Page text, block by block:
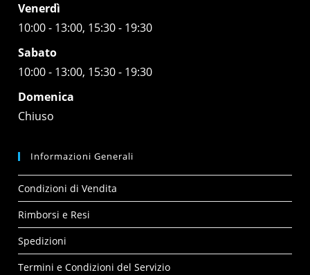
Venerdì
10:00 - 13:00, 15:30 - 19:30
Sabato
10:00 - 13:00, 15:30 - 19:30
Domenica
Chiuso
Informazioni Generali
Condizioni di Vendita
Rimborsi e Resi
Spedizioni
Termini e Condizioni del Servizio